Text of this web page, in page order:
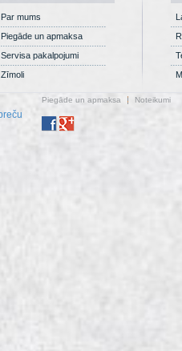
Par mums
Piegāde un apmaksa
Servisa pakalpojumi
Zīmoli
Piegāde un apmaksa Noteikumi